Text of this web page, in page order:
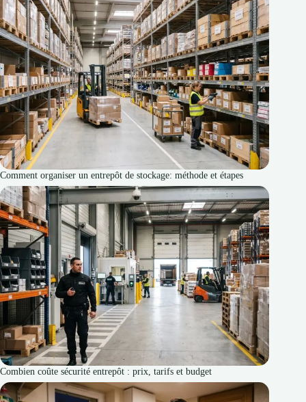
Comment organiser un entrepôt de stockage: méthode et étapes
Combien coûte sécurité entrepôt : prix, tarifs et budget